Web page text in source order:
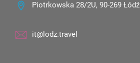
Piotrkowska 28/2U, 90-269 Łódź
it@lodz.travel